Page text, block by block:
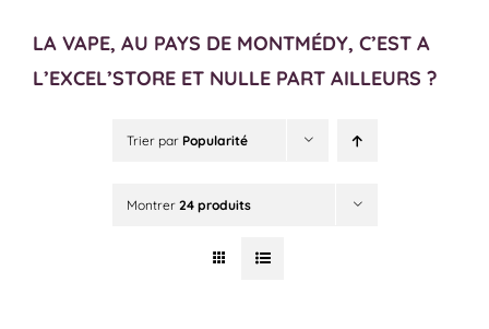
LA VAPE, AU PAYS DE MONTMÉDY, C’EST A
L’EXCEL’STORE ET NULLE PART AILLEURS ?
Trier par Popularité
Montrer 24 produits